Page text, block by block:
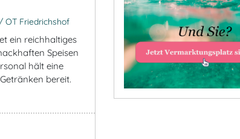
OT Friedrichshof
ein reichhaltiges
Speisen
hält eine
bereit.